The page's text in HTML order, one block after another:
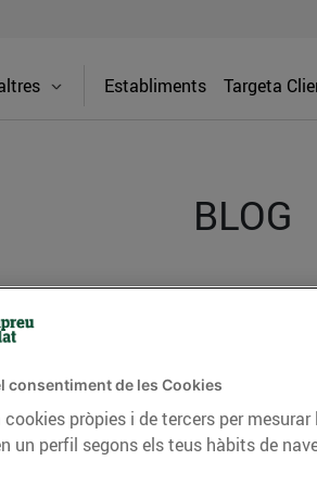
Establiments Targeta
BLOG
consells nutricionals,
CONSELLS I HÀBITS SALUDABLES
consentiment de les Cookies
pròpies i de tercers per
un perfil segons els teus hàbits de